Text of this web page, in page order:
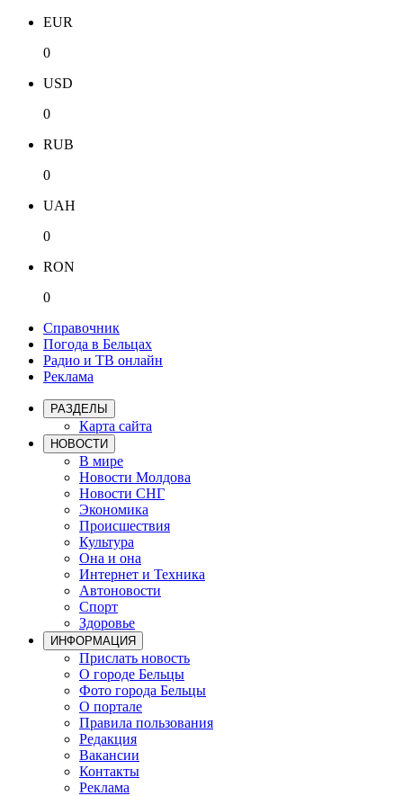
EUR
0
USD
0
RUB
0
UAH
0
RON
0
Справочник
Погода в Бельцах
Радио и ТВ онлайн
Реклама
РАЗДЕЛЫ
Карта сайта
НОВОСТИ
В мире
Новости Молдова
Новости СНГ
Экономика
Происшествия
Культура
Она и она
Интернет и Техника
Автоновости
Спорт
Здоровье
ИНФОРМАЦИЯ
Прислать новость
О городе Бельцы
Фото города Бельцы
О портале
Правила пользования
Редакция
Вакансии
Контакты
Реклама